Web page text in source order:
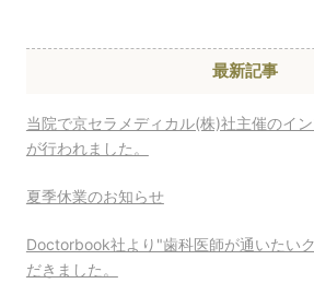
最新記事
当院で京セラメディカル(株)社主催のイ
が行われました。
夏季休業のお知らせ
Doctorbook社より"歯科医師が通いたい
だきました。